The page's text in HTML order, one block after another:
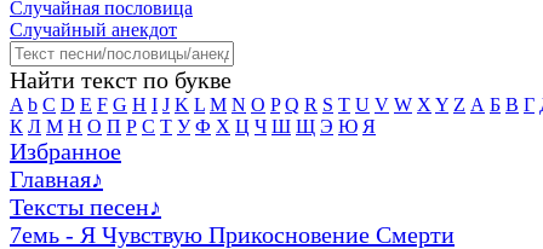
Случайная пословица
Случайный анекдот
Найти текст по букве
A b C D E F G H I J K L M N O P Q R S T U V W X Y Z А Б В Г
К Л М Н О П Р С Т У Ф Х Ц Ч Ш Щ Э Ю Я
Избранное
Главная♪
Тексты песен♪
7емь - Я Чувствую Прикосновение Смерти